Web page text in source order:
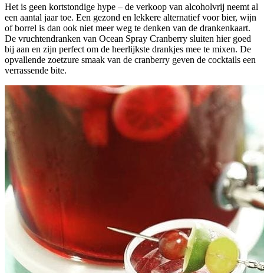
Het is geen kortstondige hype – de verkoop van alcoholvrij neemt al
een aantal jaar toe. Een gezond en lekkere alternatief voor bier, wijn
of borrel is dan ook niet meer weg te denken van de drankenkaart.
De vruchtendranken van Ocean Spray Cranberry sluiten hier goed
bij aan en zijn perfect om de heerlijkste drankjes mee te mixen. De
opvallende zoetzure smaak van de cranberry geven de cocktails een
verrassende bite.